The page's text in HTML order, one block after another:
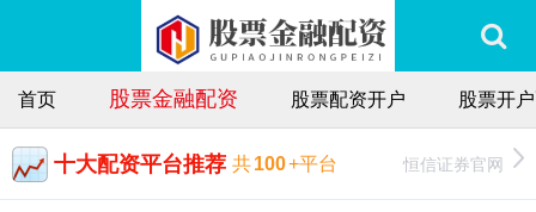
首页 股票金融配资 股票配资开户 股票开
十大配资平台推荐 共100+平台 恒信证券官网